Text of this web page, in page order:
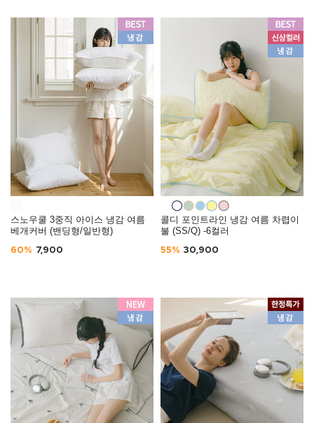
스노우쿨 3중직 아이스 냉감 여름
베개커버 (밴딩형/일반형)
60% 7,900
콜디 포인트라인 냉감 여름 차렵이
불 (SS/Q) -6컬러
55% 30,900